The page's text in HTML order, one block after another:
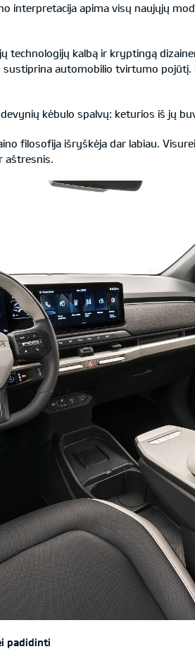
interpretacija apima visų naujųjų
technologijų kalbą ir kryptingą
automobilio tvirtumo
kėbulo spalvų: keturios iš jų
filosofija išryškėja dar labiau.
aštresnis.
padidinti